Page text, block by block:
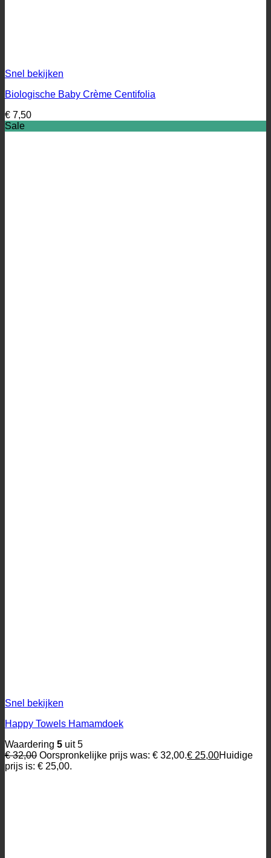
Snel bekijken
Biologische Baby Crème Centifolia
€ 7,50
Sale
Snel bekijken
Happy Towels Hamamdoek
Waardering 5 uit 5
€32,00 Oorspronkelijke prijs was: € 32,00.€ 25,00Huidige
prijs is: € 25,00.